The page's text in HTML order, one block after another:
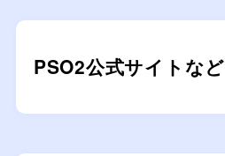
PSO2公式サイトなど